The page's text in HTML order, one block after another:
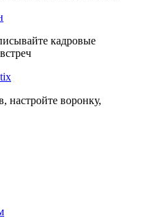
кадровые
настройте воронку,